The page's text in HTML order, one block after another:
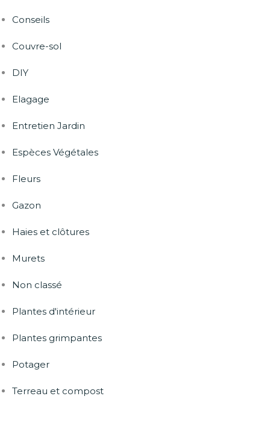
Conseils
Couvre-sol
DIY
Elagage
Entretien Jardin
Espèces Végétales
Fleurs
Gazon
Haies et clôtures
Murets
Non classé
Plantes d'intérieur
Plantes grimpantes
Potager
Terreau et compost